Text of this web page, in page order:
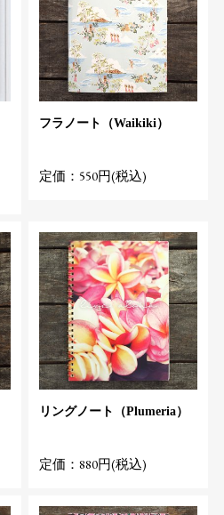
フラノート（Waikiki）
定価：550円(税込)
リングノート（Plumeria）
定価：880円(税込)